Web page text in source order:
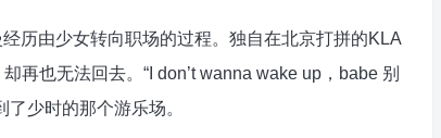
由少女转向职场的过程。独自在北京打拼的KLA
再也无法回去。“I don’t wanna wake up，babe 别
少时的那个游乐场。